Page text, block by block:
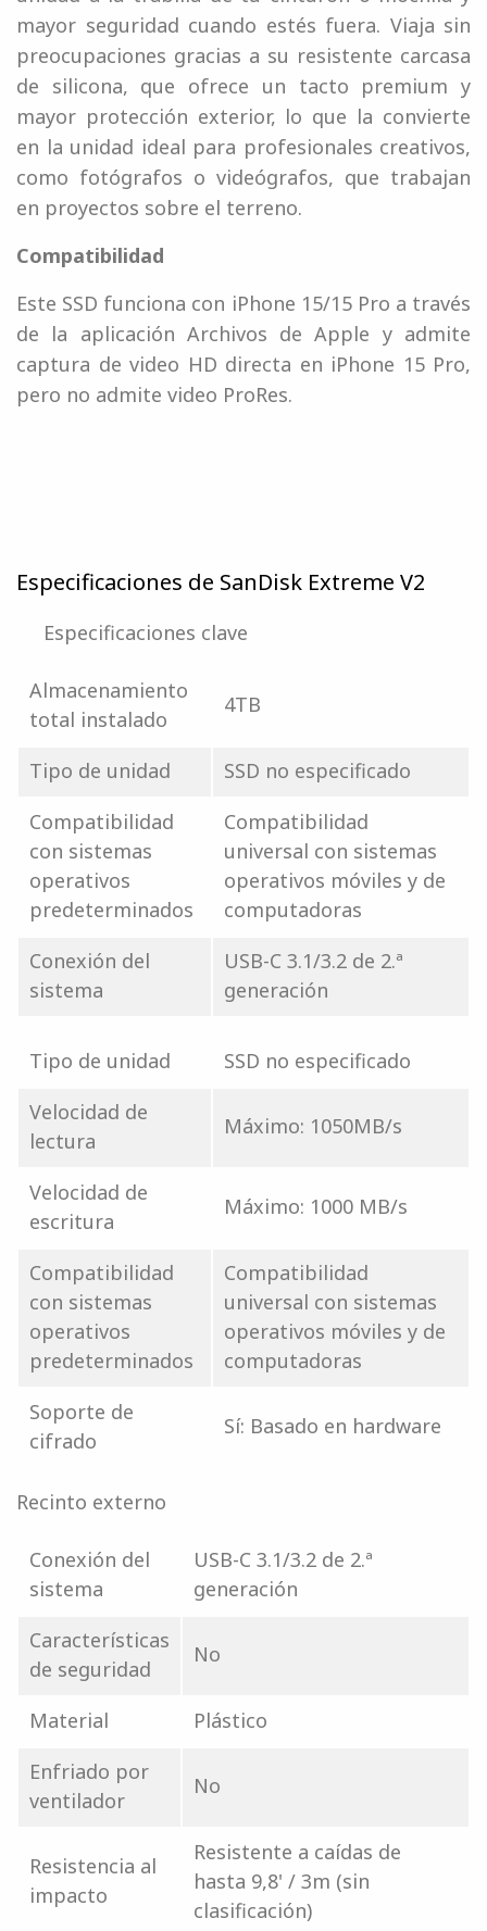
mayor seguridad cuando estés fuera. Viaja sin
preocupaciones gracias a su resistente carcasa
de silicona, que ofrece un tacto premium y
mayor protección exterior, lo que la convierte
en la unidad ideal para profesionales creativos,
como fotógrafos o videógrafos, que trabajan
en proyectos sobre el terreno.
Compatibilidad
Este SSD funciona con iPhone 15/15 Pro a través
de la aplicación Archivos de Apple y admite
captura de video HD directa en iPhone 15 Pro,
pero no admite video ProRes.
Especificaciones de SanDisk Extreme V2
Especificaciones clave
Almacenamiento
total instalado
4TB
Tipo de unidad
SSD no especificado
Compatibilidad
con sistemas
operativos
predeterminados
Compatibilidad
universal con sistemas
operativos móviles y de
computadoras
Conexión del
sistema
USB-C 3.1/3.2 de 2.ª
generación
Tipo de unidad
SSD no especificado
Velocidad de
lectura
Máximo: 1050MB/s
Velocidad de
escritura
Máximo: 1000 MB/s
Compatibilidad
con sistemas
operativos
predeterminados
Compatibilidad
universal con sistemas
operativos móviles y de
computadoras
Soporte de
cifrado
Sí: Basado en hardware
Recinto externo
Conexión del
sistema
USB-C 3.1/3.2 de 2.ª
generación
Características
de seguridad
No
Material
Plástico
Enfriado por
ventilador
No
Resistencia al
impacto
Resistente a caídas de
hasta 9,8' / 3m (sin
clasificación)